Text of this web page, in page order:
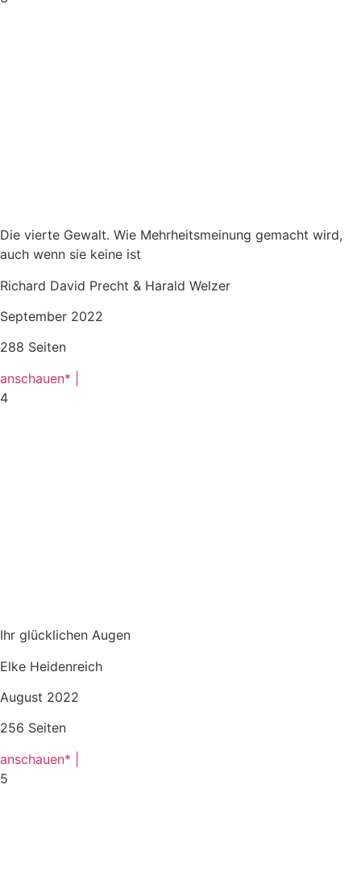
Die vierte Gewalt. Wie Mehrheitsmeinung gemacht wird,
auch wenn sie keine ist
Richard David Precht & Harald Welzer
September 2022
288 Seiten
anschauen* |
4
Ihr glücklichen Augen
Elke Heidenreich
August 2022
256 Seiten
anschauen* |
5